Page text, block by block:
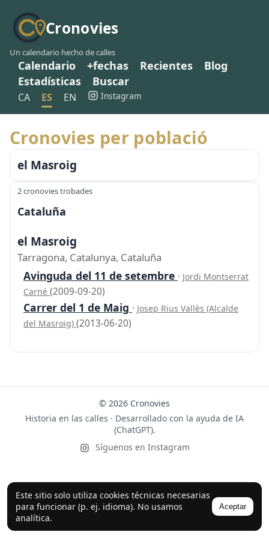
Cronovies
Un calendario hecho de calles
Calendario +fechas Recientes
Blog
Estadísticas
Buscar
CA ES EN Instagram
Este sitio solo utiliza cookies técnicas necesarias
para funcionar (p. ej. idioma). No usamos
analítica.
Aceptar
Cronovies per població
el Masroig
2 cronovies trobades
Cataluña
el Masroig
Tarragona, Catalunya, Cataluña
Avinguda del 11 de setembre · Jordi Montserrat
Carné (2009-09-20)
Carrer del 1 de Maig · Josep Rius Vallès (Alcalde
del Masroig) (2013-06-20)
© 2026 Cronovies
Historia en las calles · Desarrollado con la ayuda de IA
(ChatGPT).
Síguenos en Instagram